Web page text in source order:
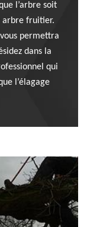
l’arbre soit
arbre fruitier.
permettra
dans la
qui
l’élagage